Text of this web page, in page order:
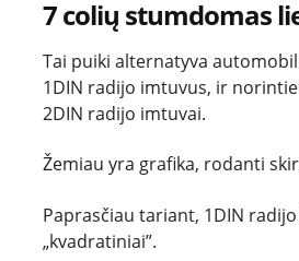
7 colių stumdomas
Tai puiki alternatyva
1DIN radijo imtuvus, ir
2DIN radijo imtuvai.
Žemiau yra grafika, rodanti
Paprasčiau tariant, 1DIN
„kvadratiniai”.